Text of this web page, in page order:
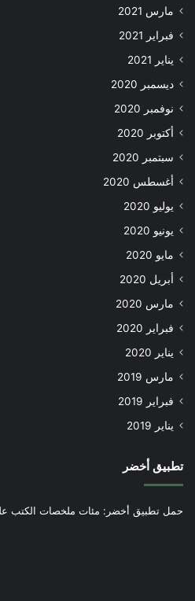
مارس 2021
فبراير 2021
يناير 2021
ديسمبر 2020
نوفمبر 2020
أكتوبر 2020
سبتمبر 2020
أغسطس 2020
يوليو 2020
يونيو 2020
مايو 2020
أبريل 2020
مارس 2020
فبراير 2020
يناير 2020
مارس 2019
فبراير 2019
يناير 2019
تطبيق أخضر
حمل تطبيق أخضر: مئات ملخصات الكتب